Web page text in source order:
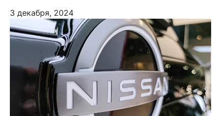
3 декабря, 2024